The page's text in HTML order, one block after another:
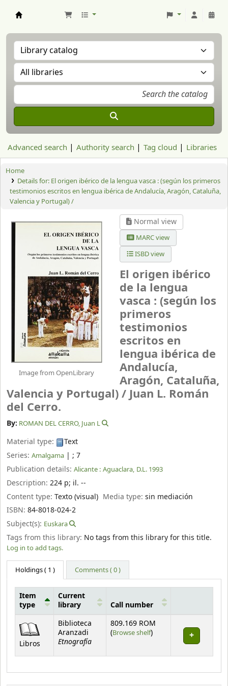
Advanced search Authority search Tag cloud Libraries
Home
Details for: El origen ibérico de la lengua vasca : (según los primeros
testimonios escritos en lengua ibérica de Andalucía, Aragón, Cataluña,
Valencia y Portugal) /
Image from OpenLibrary
Normal view
MARC view
ISBD view
El origen ibérico
de la lengua
vasca : (según los
primeros
testimonios
escritos en
lengua ibérica de
Andalucía,
Aragón, Cataluña,
Valencia y Portugal) / Juan L. Román
del Cerro.
By: ROMAN DEL CERRO, Juan L
Material type:
Text
Series: Amalgama | ; 7
Publication details: Alicante : Aguaclara, D.L. 1993
Description: 224 p; il. --
Content type: Texto (visual) Media type:sin mediación
ISBN: 84-8018-024-2
Subject(s): Euskara
Tags from this library: No tags from this library for this title.
Log in to add tags.
Holdings( 1 ) Comments ( 0 )
Item
type
Current
library
Call number
Libros
Biblioteca
Aranzadi
Etnografía
809.169 ROM
(Browse shelf(Opens below)
)